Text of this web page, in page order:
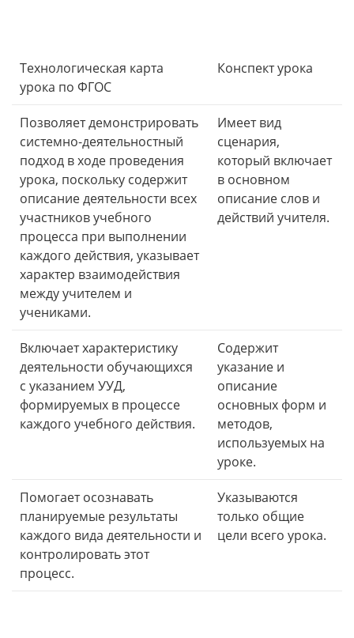
Технологическая карта
урока по ФГОС
Конспект урока
Позволяет демонстрировать
системно-деятельностный
подход в ходе проведения
урока, поскольку содержит
описание деятельности всех
участников учебного
процесса при выполнении
каждого действия, указывает
характер взаимодействия
между учителем и
учениками.
Имеет вид
сценария,
который включает
в основном
описание слов и
действий учителя.
Включает характеристику
деятельности обучающихся
с указанием УУД,
формируемых в процессе
каждого учебного действия.
Содержит
указание и
описание
основных форм и
методов,
используемых на
уроке.
Помогает осознавать
планируемые результаты
каждого вида деятельности и
контролировать этот
процесс.
Указываются
только общие
цели всего урока.